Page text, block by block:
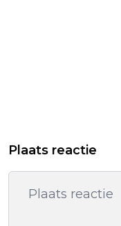
Plaats reactie